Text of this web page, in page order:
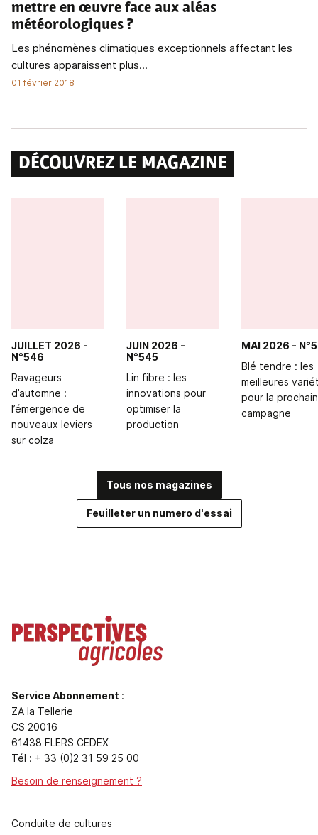
mettre en œuvre face aux aléas
météorologiques ?
Les phénomènes climatiques exceptionnels affectant les
cultures apparaissent plus...
01 février 2018
DÉCOUVREZ LE MAGAZINE
JUILLET 2026 -
N°546
Ravageurs
d’automne :
l’émergence de
nouveaux leviers
sur colza
JUIN 2026 -
N°545
Lin fibre : les
innovations pour
optimiser la
production
MAI 2026 -
Blé tendre : les
meilleures
pour la
campagne
Tous nos magazines
Feuilleter un numero d'essai
Service Abonnement :
ZA la Tellerie
CS 20016
61438 FLERS CEDEX
Tél : + 33 (0)2 31 59 25 00
Besoin de renseignement ?
Conduite de cultures